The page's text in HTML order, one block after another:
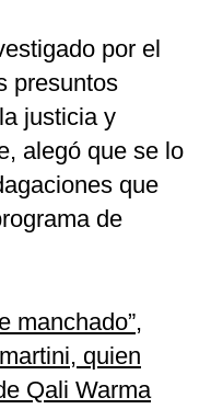
por el
presuntos
justicia y
alegó que se lo
que
de
manchado”,
quien
Qali Warma